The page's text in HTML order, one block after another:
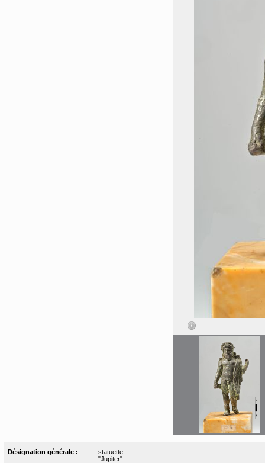
Désignation générale :
statuette
"Jupiter"